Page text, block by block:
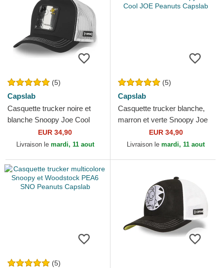
(5)
Capslab
Casquette trucker noire et
blanche Snoopy Joe Cool
NAW5 Peanuts Capslab
EUR 34,90
Livraison le mardi, 11 aout
(5)
Capslab
Casquette trucker blanche,
marron et verte Snoopy Joe
Cool JOE Peanuts Capslab
EUR 34,90
Livraison le mardi, 11 aout
(5)